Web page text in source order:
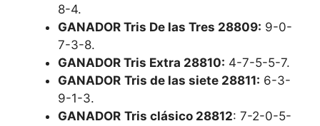
8-4.
GANADOR Tris De las Tres 28809: 9-0-
7-3-8.
GANADOR Tris Extra 28810: 4-7-5-5-7.
GANADOR Tris de las siete 28811: 6-3-
9-1-3.
GANADOR Tris clásico 28812: 7-2-0-5-